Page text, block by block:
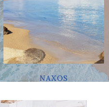
NAXOS